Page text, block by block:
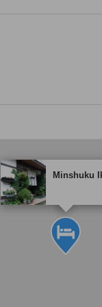
Minshuku
tooltip
พาร์ทเนอร์ไซต์เป็นผู้กำ